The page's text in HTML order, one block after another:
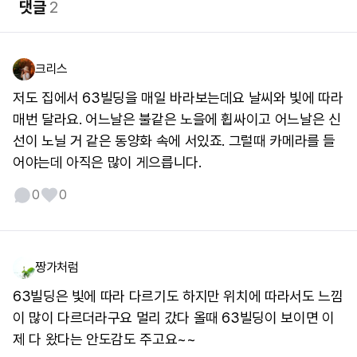
댓글2
크리스
저도 집에서 63빌딩을 매일 바라보는데요 날씨와 빛에 따라
매번 달라요. 어느날은 불같은 노을에 휩싸이고 어느날은 신
선이 노닐 거 같은 동양화 속에 서있죠. 그럴때 카메라를 들
어야는데 아직은 많이 게으릅니다.
0 0
짱가처럼
63빌딩은 빛에 따라 다르기도 하지만 위치에 따라서도 느낌
이 많이 다르더라구요 멀리 갔다 올때 63빌딩이 보이면 이
제 다 왔다는 안도감도 주고요~~